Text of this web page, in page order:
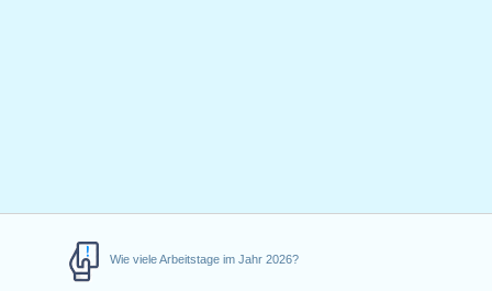
Wie viele Arbeitstage im Jahr 2026?